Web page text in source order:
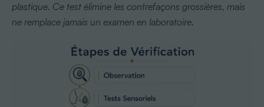
plastique. Ce test élimine les contrefaçons grossières, mais
ne remplace jamais un examen en laboratoire.